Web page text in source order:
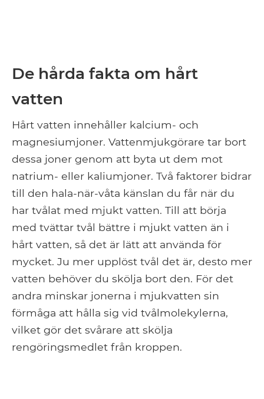
De hårda fakta om hårt
vatten
Hårt vatten innehåller kalcium- och
magnesiumjoner. Vattenmjukgörare tar bort
dessa joner genom att byta ut dem mot
natrium- eller kaliumjoner. Två faktorer bidrar
till den hala-när-våta känslan du får när du
har tvålat med mjukt vatten. Till att börja
med tvättar tvål bättre i mjukt vatten än i
hårt vatten, så det är lätt att använda för
mycket. Ju mer upplöst tvål det är, desto mer
vatten behöver du skölja bort den. För det
andra minskar jonerna i mjukvatten sin
förmåga att hålla sig vid tvålmolekylerna,
vilket gör det svårare att skölja
rengöringsmedlet från kroppen.